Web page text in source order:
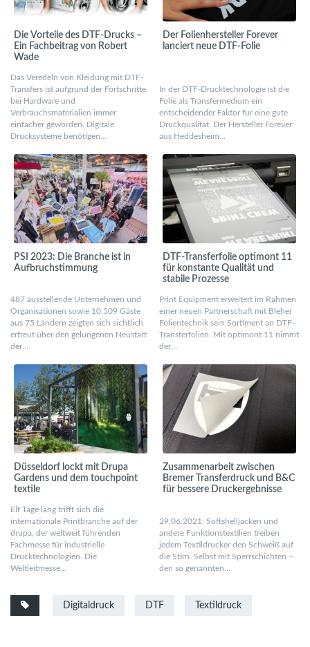
Die Vorteile des DTF-Drucks –
Ein Fachbeitrag von Robert
Wade
Das Veredeln von Kleidung mit DTF-
Transfers ist aufgrund der Fortschritte
bei Hardware und
Verbrauchsmaterialien immer
einfacher geworden. Digitale
Drucksysteme benötigen…
Der Folienhersteller Forever
lanciert neue DTF-Folie
In der DTF-Drucktechnologie ist die
Folie als Transfermedium ein
entscheidender Faktor für eine gute
Druckqualität. Der Hersteller Forever
aus Heddesheim…
PSI 2023: Die Branche ist in
Aufbruchstimmung
487 ausstellende Unternehmen und
Organisationen sowie 10.509 Gäste
aus 75 Ländern zeigten sich sichtlich
erfreut über den gelungenen Neustart
der…
DTF-Transferfolie optimont 11
für konstante Qualität und
stabile Prozesse
Print Equipment erweitert im Rahmen
einer neuen Partnerschaft mit Bleher
Folientechnik sein Sortiment an DTF-
Transferfolien. Mit optimont 11 nimmt
der…
Düsseldorf lockt mit Drupa
Gardens und dem touchpoint
textile
Elf Tage lang trifft sich die
internationale Printbranche auf der
drupa, der weltweit führenden
Fachmesse für industrielle
Drucktechnologien. Die
Weltleitmesse…
Zusammenarbeit zwischen
Bremer Transferdruck und B&C
für bessere Druckergebnisse
29.06.2021: Softshelljacken und
andere Funktionstextilien treiben
jedem Textildrucker den Schweiß auf
die Stirn. Selbst mit Sperrschichten –
den so genannten…
Digitaldruck DTF Textildruck